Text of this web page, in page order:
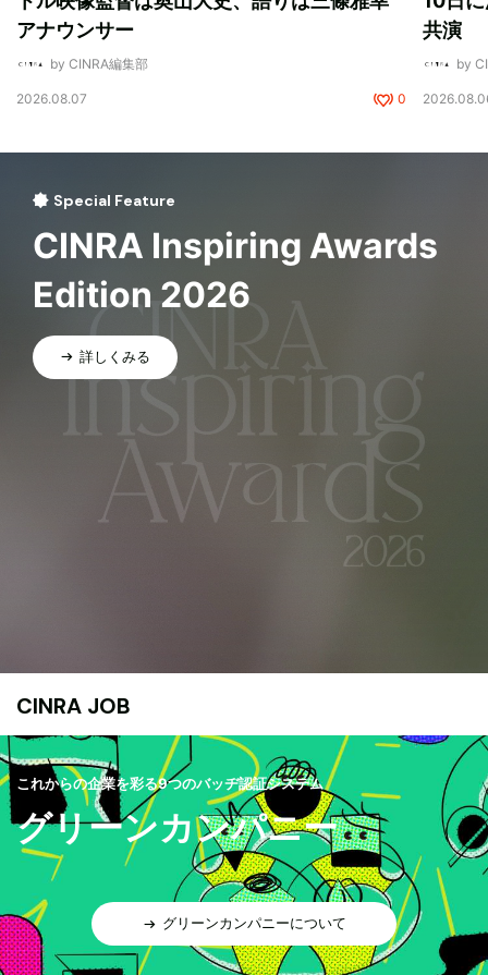
アナウンサー
by CINRA編集部
2026.08.07 0
共演
by
Special Feature
CINRA Inspiring Awards
Edition 2026
詳しくみる
CINRA JOB
これからの企業を彩る9つのバッヂ認証システム
グリーンカンパニー
グリーンカンパニーについて